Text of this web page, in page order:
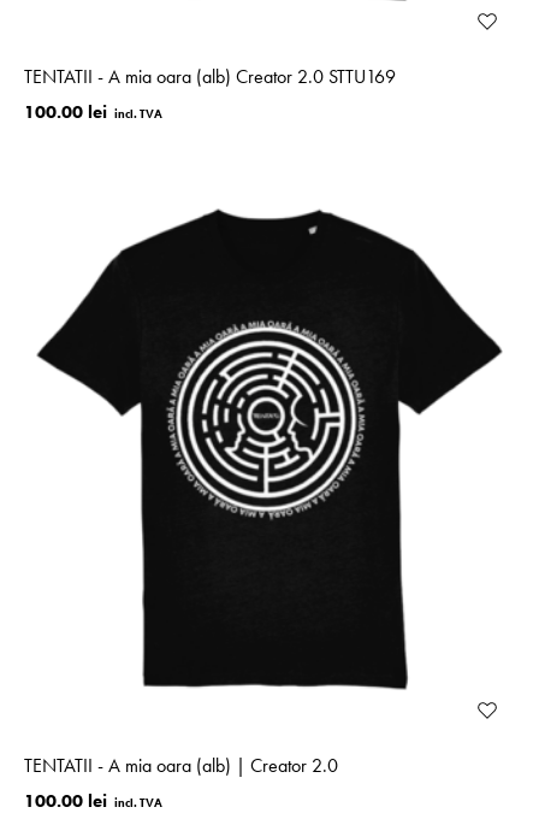
TENTATII - A mia oara (alb) Creator 2.0 STTU169
100.00 lei
TENTATII - A mia oara (alb) | Creator 2.0
100.00 lei